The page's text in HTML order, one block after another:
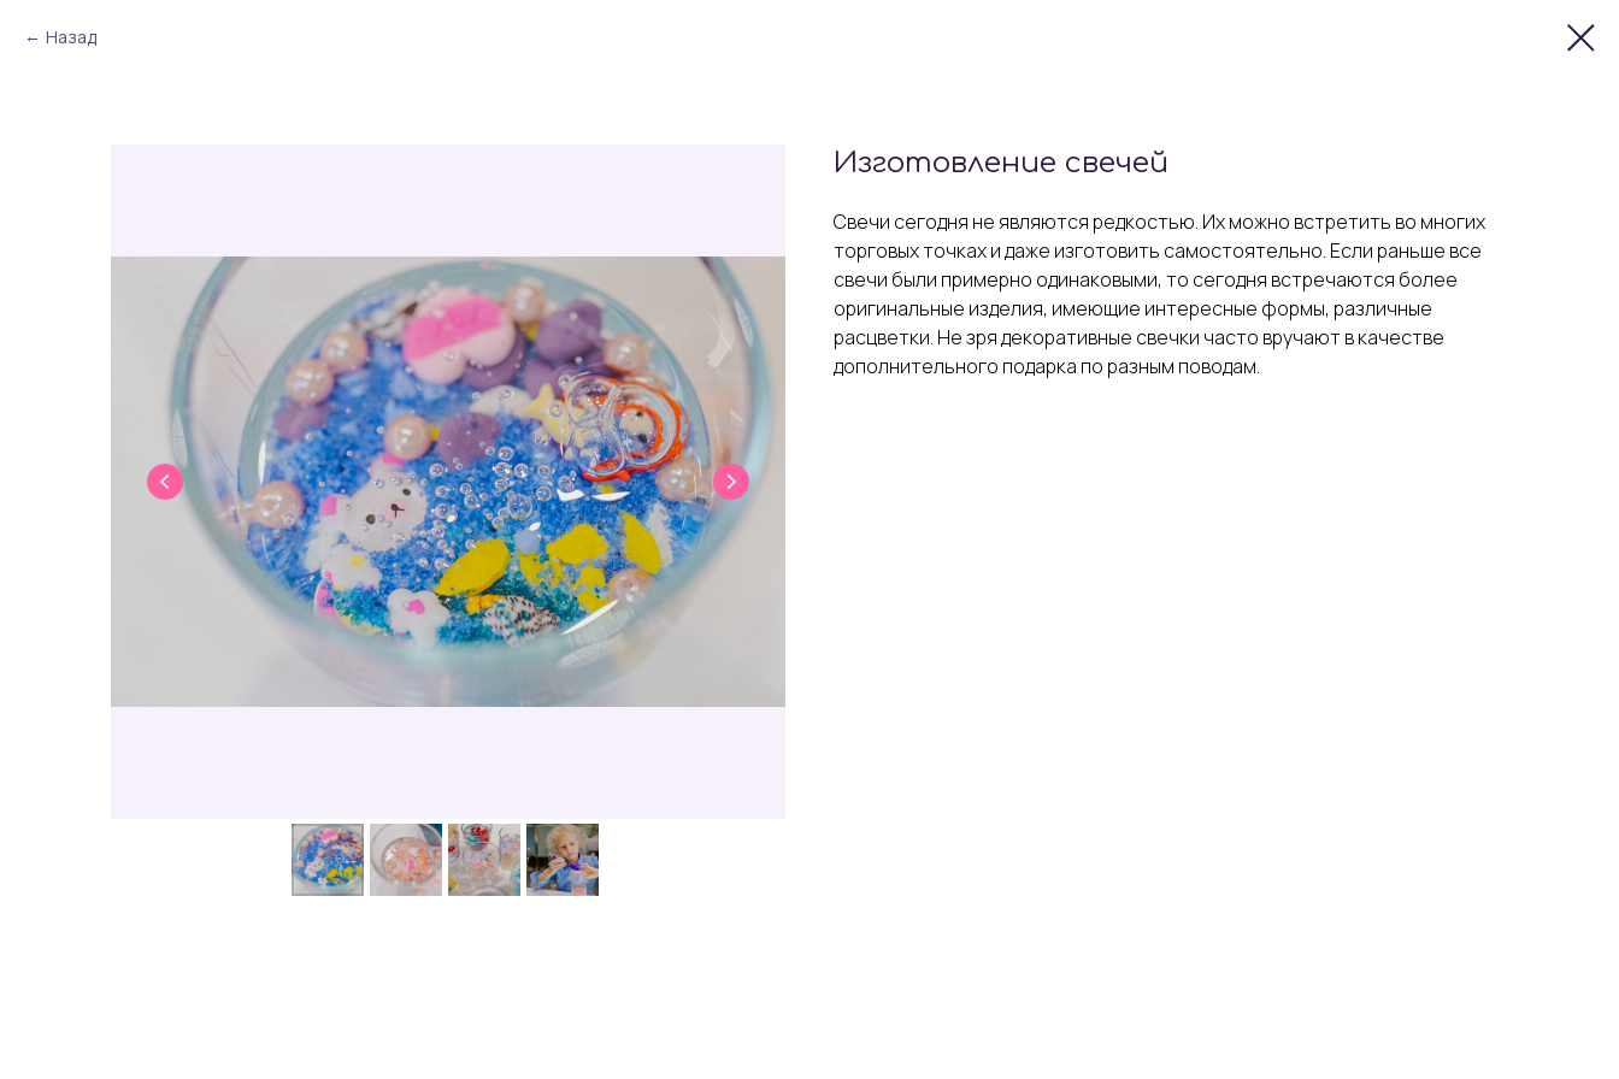
Назад
Изготовление свечей
Свечи сегодня не являются редкостью. Их можно встретить во многих
торговых точках и даже изготовить самостоятельно. Если раньше все
свечи были примерно одинаковыми, то сегодня встречаются более
оригинальные изделия, имеющие интересные формы, различные
расцветки. Не зря декоративные свечки часто вручают в качестве
дополнительного подарка по разным поводам.